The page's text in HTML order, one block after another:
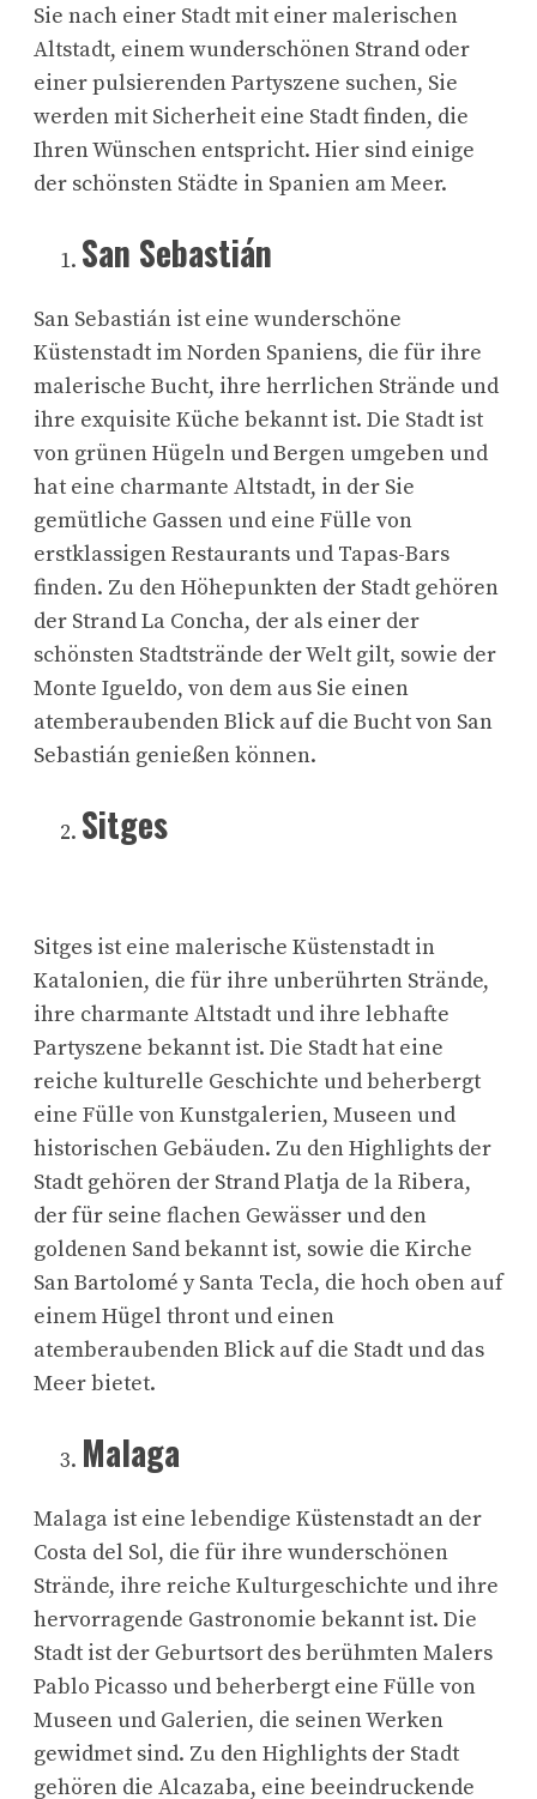
Sie nach einer Stadt mit einer malerischen
Altstadt, einem wunderschönen Strand oder
einer pulsierenden Partyszene suchen, Sie
werden mit Sicherheit eine Stadt finden, die
Ihren Wünschen entspricht. Hier sind einige
der schönsten Städte in Spanien am Meer.
San Sebastián
San Sebastián ist eine wunderschöne
Küstenstadt im Norden Spaniens, die für ihre
malerische Bucht, ihre herrlichen Strände und
ihre exquisite Küche bekannt ist. Die Stadt ist
von grünen Hügeln und Bergen umgeben und
hat eine charmante Altstadt, in der Sie
gemütliche Gassen und eine Fülle von
erstklassigen Restaurants und Tapas-Bars
finden. Zu den Höhepunkten der Stadt gehören
der Strand La Concha, der als einer der
schönsten Stadtstrände der Welt gilt, sowie der
Monte Igueldo, von dem aus Sie einen
atemberaubenden Blick auf die Bucht von San
Sebastián genießen können.
Sitges
Sitges ist eine malerische Küstenstadt in
Katalonien, die für ihre unberührten Strände,
ihre charmante Altstadt und ihre lebhafte
Partyszene bekannt ist. Die Stadt hat eine
reiche kulturelle Geschichte und beherbergt
eine Fülle von Kunstgalerien, Museen und
historischen Gebäuden. Zu den Highlights der
Stadt gehören der Strand Platja de la Ribera,
der für seine flachen Gewässer und den
goldenen Sand bekannt ist, sowie die Kirche
San Bartolomé y Santa Tecla, die hoch oben auf
einem Hügel thront und einen
atemberaubenden Blick auf die Stadt und das
Meer bietet.
Malaga
Malaga ist eine lebendige Küstenstadt an der
Costa del Sol, die für ihre wunderschönen
Strände, ihre reiche Kulturgeschichte und ihre
hervorragende Gastronomie bekannt ist. Die
Stadt ist der Geburtsort des berühmten Malers
Pablo Picasso und beherbergt eine Fülle von
Museen und Galerien, die seinen Werken
gewidmet sind. Zu den Highlights der Stadt
gehören die Alcazaba, eine beeindruckende